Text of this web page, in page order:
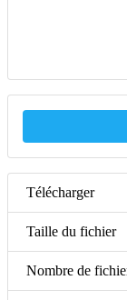
Télécharger
Taille du fichier
Nombre de